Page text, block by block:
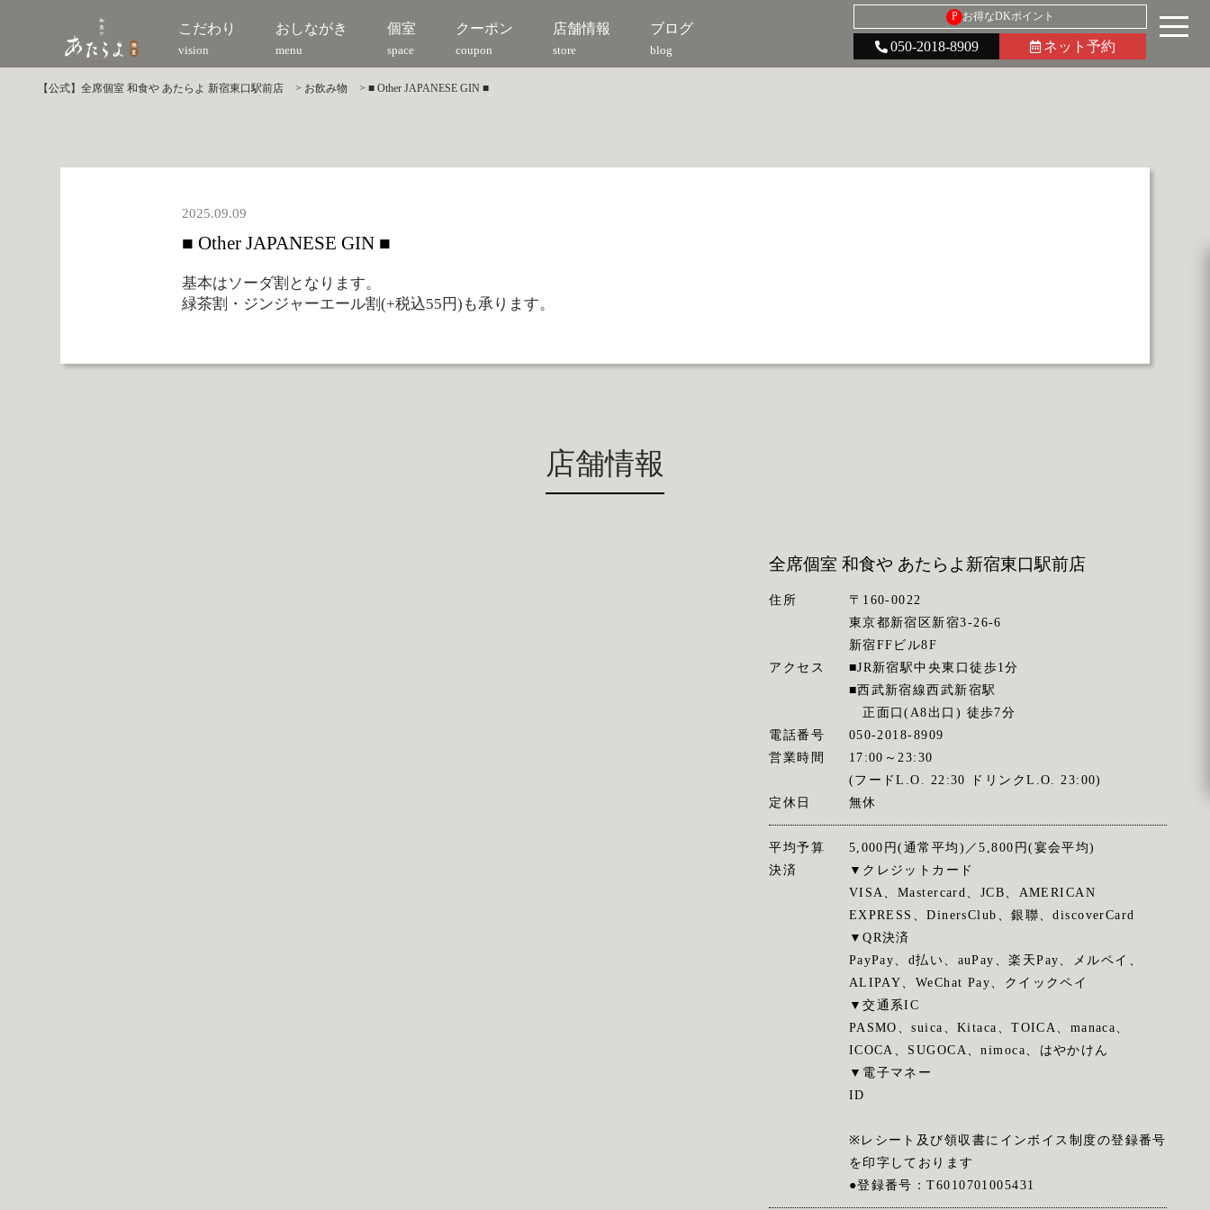
こだわり
vision
おしながき
menu
個室
space
クーポン
coupon
店舗情報
store
ブログ
blog
P お得なDKポイント
050-2018-8909 ネット予約
【公式】全席個室 和食や あたらよ 新宿東口駅前店 > お飲み物 > ■ Other JAPANESE GIN ■
2025.09.09
■ Other JAPANESE GIN ■
基本はソーダ割となります。
緑茶割・ジンジャーエール割(+税込55円)も承ります。
店舗情報
全席個室 和食や あたらよ 新宿東口駅前店
住所
〒160-0022
東京都新宿区新宿3-26-6
新宿FFビル8F
アクセス
■JR新宿駅中央東口徒歩1分
■西武新宿線西武新宿駅
正面口(A8出口) 徒歩7分
電話番号
050-2018-8909
営業時間
17:00～23:30
(フードL.O. 22:30 ドリンクL.O. 23:00)
定休日
無休
平均予算
5,000円(通常平均)／5,800円(宴会平均)
決済
▼クレジットカード
VISA、Mastercard、JCB、AMERICAN
EXPRESS、DinersClub、銀聯、discoverCard
▼QR決済
PayPay、d払い、auPay、楽天Pay、メルペイ、
ALIPAY、WeChat Pay、クイックペイ
▼交通系IC
PASMO、suica、Kitaca、TOICA、manaca、
ICOCA、SUGOCA、nimoca、はやかけん
▼電子マネー
ID
※レシート及び領収書にインボイス制度の登録番号
を印字しております
●登録番号：T6010701005431